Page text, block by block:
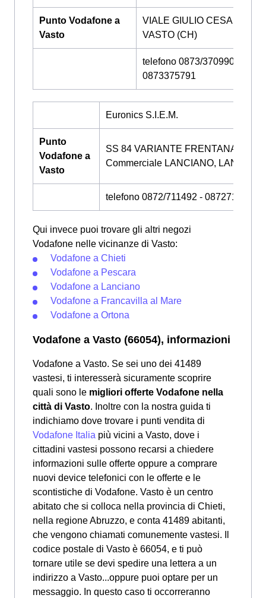
Punto Vodafone a
Vasto
VIALE GIULIO CESARE 15,
VASTO (CH)
telefono 0873/370990 -
0873375791
Euronics S.I.E.M.
Punto
Vodafone a
Vasto
SS 84 VARIANTE FRENTANA
Commerciale LANCIANO,
telefono 0872/711492 - 0872711492
Qui invece puoi trovare gli altri negozi
Vodafone nelle vicinanze di Vasto:
Vodafone a Chieti
Vodafone a Pescara
Vodafone a Lanciano
Vodafone a Francavilla al Mare
Vodafone a Ortona
Vodafone a Vasto (66054), informazioni
Vodafone a Vasto. Se sei uno dei 41489
vastesi, ti interesserà sicuramente scoprire
quali sono le migliori offerte Vodafone nella
città di Vasto. Inoltre con la nostra guida ti
indichiamo dove trovare i punti vendita di
Vodafone Italia più vicini a Vasto, dove i
cittadini vastesi possono recarsi a chiedere
informazioni sulle offerte oppure a comprare
nuovi device telefonici con le offerte e le
scontistiche di Vodafone. Vasto è un centro
abitato che si colloca nella provincia di Chieti,
nella regione Abruzzo, e conta 41489 abitanti,
che vengono chiamati comunemente vastesi. Il
codice postale di Vasto è 66054, e ti può
tornare utile se devi spedire una lettera a un
indirizzo a Vasto...oppure puoi optare per un
messaggio. In questo caso ti occorreranno